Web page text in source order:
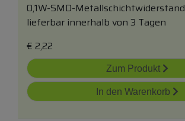
0,1W-SMD-Metallschichtwiderstand
lieferbar innerhalb von 3 Tagen
€ 2,22
Zum Produkt
In den Warenkorb